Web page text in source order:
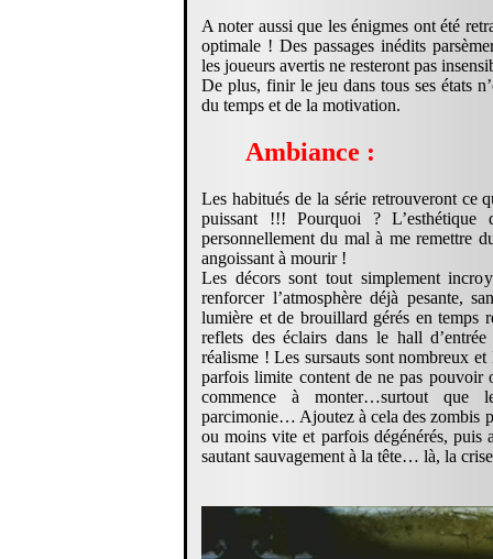
A noter aussi que les énigmes ont été
optimale ! Des passages inédits
les joueurs avertis ne resteront pas
De plus, finir le jeu dans tous ses états
du temps et de la motivation.
Ambiance :
Les habitués de la série retrouveront ce
puissant !!! Pourquoi ?
personnellement du mal à me remettre
angoissant à mourir !
Les décors sont tout simplement
renforcer l’atmosphère déjà pesante,
lumière et de brouillard gérés en temps
reflets des éclairs dans le hall
réalisme ! Les sursauts sont nombreux
parfois limite content de ne pas pouvoir
commence à monter…surtout que
parcimonie… Ajoutez à cela des zombis
ou moins vite et parfois dégénérés, puis
sautant sauvagement à la tête… là, la